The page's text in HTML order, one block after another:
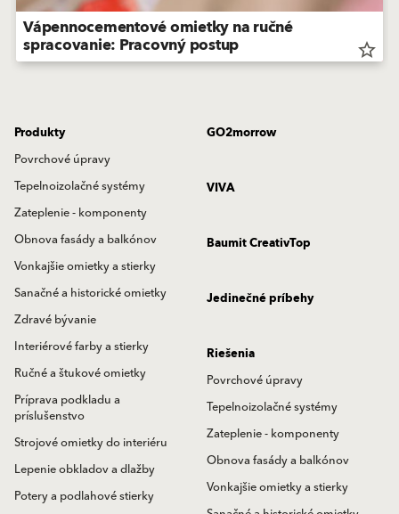
Vápennocementové omietky na ručné
spracovanie: Pracovný postup star_border
Produkty
Povrchové úpravy
Tepelnoizolačné systémy
Zateplenie - komponenty
Obnova fasády a balkónov
Vonkajšie omietky a stierky
Sanačné a historické omietky
Zdravé bývanie
Interiérové farby a stierky
Ručné a štukové omietky
Príprava podkladu a
príslušenstvo
Strojové omietky do interiéru
Lepenie obkladov a dlažby
Potery a podlahové stierky
GO2morrow
VIVA
Baumit CreativTop
Jedinečné príbehy
Riešenia
Povrchové úpravy
Tepelnoizolačné systémy
Zateplenie - komponenty
Obnova fasády a balkónov
Vonkajšie omietky a stierky